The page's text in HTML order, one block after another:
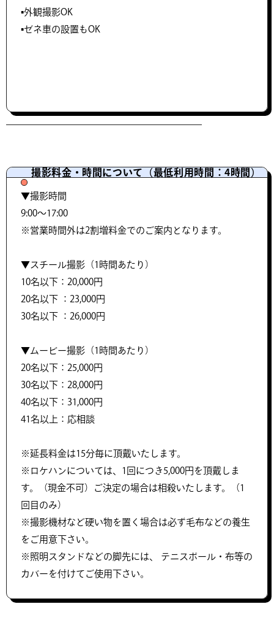
▪️外観撮影OK
▪️ゼネ車の設置もOK
撮影料金・時間について（最低利用時間：4時間）
▼撮影時間
9:00〜17:00
※営業時間外は2割増料金でのご案内となります。
▼スチール撮影（1時間あたり）
10名以下：20,000円
20名以下 ：23,000円
30名以下 ：26,000円
▼ムービー撮影（1時間あたり）
20名以下：25,000円
30名以下：28,000円
40名以下：31,000円
41名以上：応相談
※延長料金は15分毎に頂戴いたします。
※ロケハンについては、1回につき5,000円を頂戴しま
す。（現金不可）ご決定の場合は相殺いたします。（1
回目のみ）
※撮影機材など硬い物を置く場合は必ず毛布などの養生
をご用意下さい。
※照明スタンドなどの脚先には、 テニスボール・布等の
カバーを付けてご使用下さい。